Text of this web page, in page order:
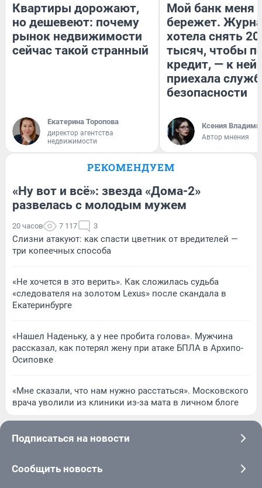
Квартиры дорожают,
но дешевеют: почему
рынок недвижимости
сейчас такой странный
Екатерина Торопова
директор агентства
недвижимости
Мой банк меня
бережет.
хотела снять
тысяч, чтобы
кредит, — к
приехала
безопасности
Ксения
Автор мнения
РЕКОМЕНДУЕМ
«Ну вот и всё»: звезда «Дома-2»
развелась с молодым мужем
20 часов 7 117 3
Слизни атакуют: как спасти цветник от вредителей —
три копеечных способа
«Не хочется в это верить». Как сложилась судьба
«следователя на золотом Lexus» после скандала в
Екатеринбурге
«Нашел Наденьку, а у нее пробита голова». Мужчина
рассказал, как потерял жену при атаке БПЛА в Архипо-
Осиповке
«Мне сказали, что нам нужно расстаться». Московского
врача уволили из клиники из-за мата в личном блоге
Подписаться на новости
Сообщить новость